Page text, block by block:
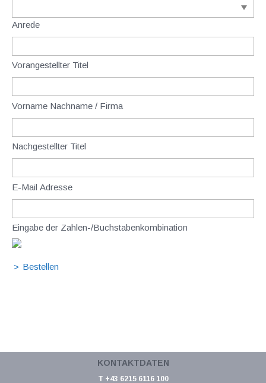
Anrede
Vorangestellter Titel
Vorname Nachname / Firma
Nachgestellter Titel
E-Mail Adresse
Eingabe der Zahlen-/Buchstabenkombination
KONTAKTDATEN
T +43 6215 6116 100